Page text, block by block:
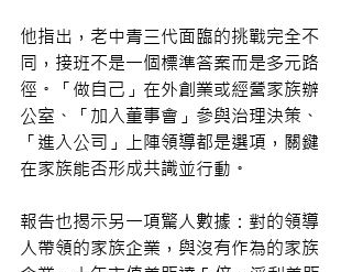
他指出，老中青三代面臨的挑戰完全不
同，接班不是一個標準答案而是多元路
徑。「做自己」在外創業或經營家族辦
公室、「加入董事會」參與治理決策、
「進入公司」上陣領導都是選項，關鍵
在家族能否形成共識並行動。
報告也揭示另一項驚人數據：對的領導
人帶領的家族企業，與沒有作為的家族